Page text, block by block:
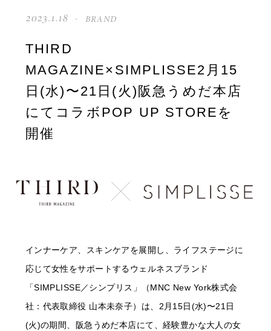
2023.1.18 BRAND
THIRD
MAGAZINE×SIMPLISSE2月15
日(水)〜21日(火)阪急うめだ本店
にてコラボPOP UP STOREを
開催
インナーケア、スキンケアを展開し、ライフステージに
応じて女性をサポートするウェルネスブランド
「SIMPLISSE／シンプリス」（MNC New York株式会
社：代表取締役 山本未奈子）は、2月15日(水)〜21日
(火)の期間、阪急うめだ本店にて、経験豊かな大人の女